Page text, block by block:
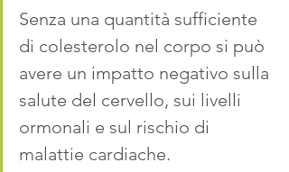
Senza una quantità sufficiente
di colesterolo nel corpo si può
avere un impatto negativo sulla
salute del cervello, sui livelli
ormonali e sul rischio di
malattie cardiache.